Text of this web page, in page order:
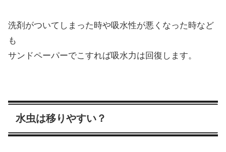
洗剤がついてしまった時や吸水性が悪くなった時など
も
サンドペーパーでこすれば吸水力は回復します。
水虫は移りやすい？